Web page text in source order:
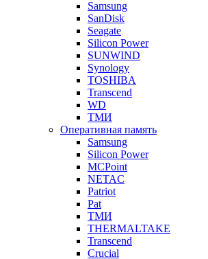
Samsung
SanDisk
Seagate
Silicon Power
SUNWIND
Synology
TOSHIBA
Transcend
WD
ТМИ
Оперативная память
Samsung
Silicon Power
MCPoint
NETAC
Patriot
Pat
ТМИ
THERMALTAKE
Transcend
Crucial